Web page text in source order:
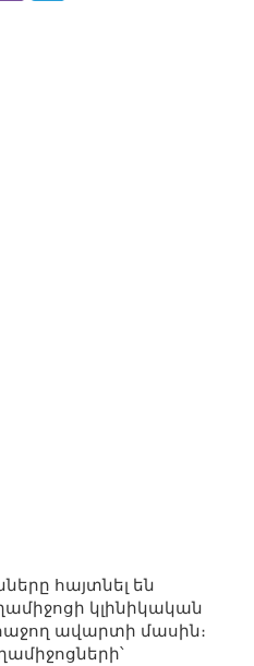
հայտնել են
կլինիկական
ավարտի մասին։